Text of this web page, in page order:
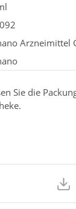
Arzneimittel
Sie die